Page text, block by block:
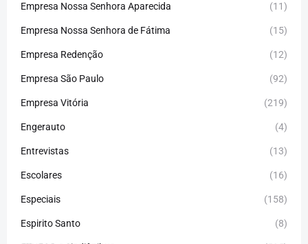
Empresa Nossa Senhora Aparecida (11)
Empresa Nossa Senhora de Fátima (15)
Empresa Redenção (12)
Empresa São Paulo (92)
Empresa Vitória (219)
Engerauto (4)
Entrevistas (13)
Escolares (16)
Especiais (158)
Espirito Santo (8)